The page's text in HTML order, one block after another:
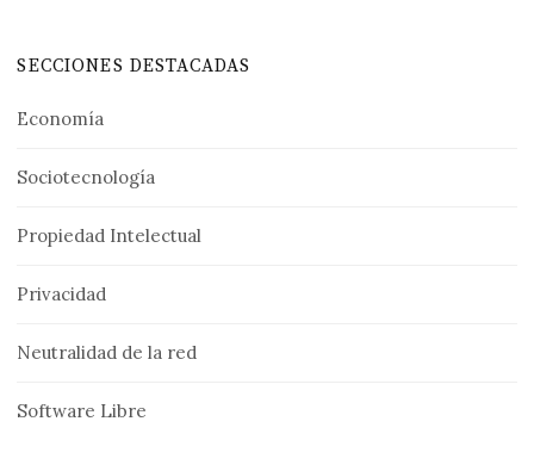
SECCIONES DESTACADAS
Economía
Sociotecnología
Propiedad Intelectual
Privacidad
Neutralidad de la red
Software Libre